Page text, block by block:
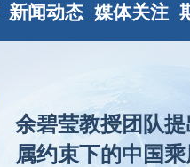
新闻动态 媒体关注
余碧莹教授团队
属约束下的中国